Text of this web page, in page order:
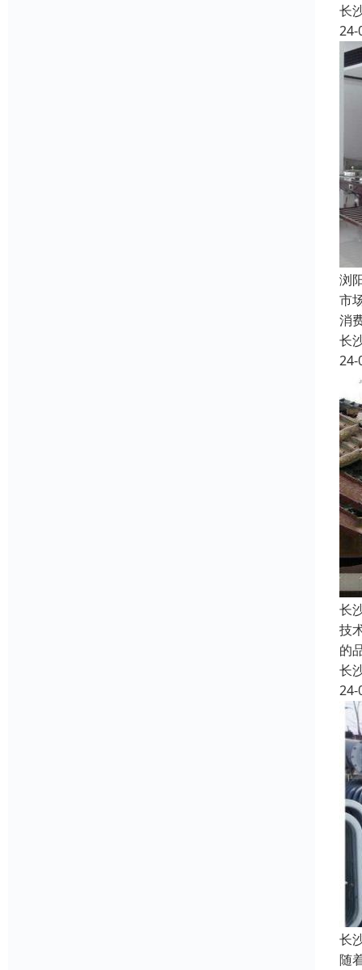
长
24-
浏
市
消
长
24-
长
技
的
长
24-
长
随